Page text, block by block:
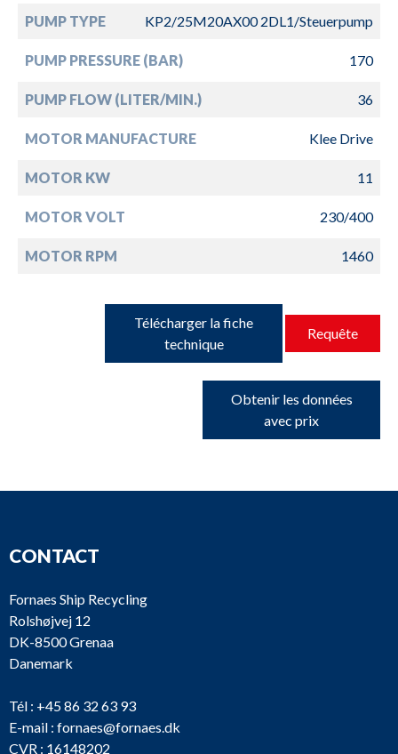
PUMP TYPE KP2/25M20AX00 2DL1/Steuerpump
PUMP PRESSURE (BAR) 170
PUMP FLOW (LITER/MIN.) 36
MOTOR MANUFACTURE Klee Drive
MOTOR KW 11
MOTOR VOLT 230/400
MOTOR RPM 1460
Télécharger la fiche
technique
Requête
Obtenir les données
avec prix
CONTACT
Fornaes Ship Recycling
Rolshøjvej 12
DK-8500 Grenaa
Danemark
Tél : +45 86 32 63 93
E-mail : fornaes@fornaes.dk
CVR : 16148202